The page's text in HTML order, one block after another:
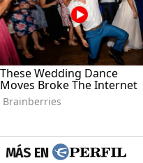
MÁS EN